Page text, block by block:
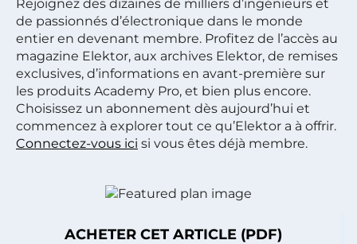
Rejoignez des dizaines de milliers d’ingénieurs et
de passionnés d’électronique dans le monde
entier en devenant membre. Profitez de l’accès au
magazine Elektor, aux archives Elektor, de remises
exclusives, d’informations en avant-première sur
les produits Academy Pro, et bien plus encore.
Choisissez un abonnement dès aujourd’hui et
commencez à explorer tout ce qu’Elektor a à offrir.
Connectez-vous ici si vous êtes déjà membre.
ACHETER CET ARTICLE (PDF)